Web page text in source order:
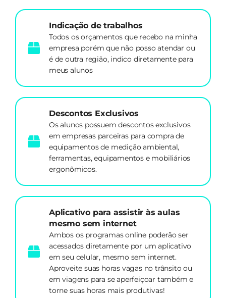
Indicação de trabalhos
Todos os orçamentos que recebo na minha
empresa porém que não posso atendar ou
é de outra região, indico diretamente para
meus alunos
Descontos Exclusivos
Os alunos possuem descontos exclusivos
em empresas parceiras para compra de
equipamentos de medição ambiental,
ferramentas, equipamentos e mobiliários
ergonômicos.
Aplicativo para assistir às aulas
mesmo sem internet
Ambos os programas online poderão ser
acessados diretamente por um aplicativo
em seu celular, mesmo sem internet.
Aproveite suas horas vagas no trânsito ou
em viagens para se aperfeiçoar também e
torne suas horas mais produtivas!